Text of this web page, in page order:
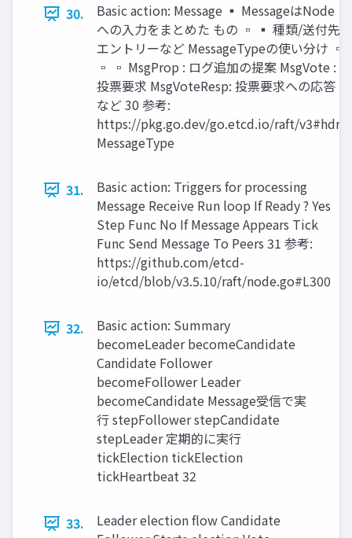
30.
Basic action: Message ▪ MessageはNode
への入力をまとめた もの ▫ ▪ 種類/送付先/
エントリーなど MessageTypeの使い分け ▫
▫ ▫ MsgProp : ログ追加の提案 MsgVote :
投票要求 MsgVoteResp: 投票要求への応答
など 30 参考:
https://pkg.go.dev/go.etcd.io/raft/v3#hdr-
MessageType
31.
Basic action: Triggers for processing
Message Receive Run loop If Ready ? Yes
Step Func No If Message Appears Tick
Func Send Message To Peers 31 参考:
https://github.com/etcd-
io/etcd/blob/v3.5.10/raft/node.go#L300
32.
Basic action: Summary
becomeLeader becomeCandidate
Candidate Follower
becomeFollower Leader
becomeCandidate Message受信で実
行 stepFollower stepCandidate
stepLeader 定期的に実行
tickElection tickElection
tickHeartbeat 32
33.
Leader election ﬂow Candidate